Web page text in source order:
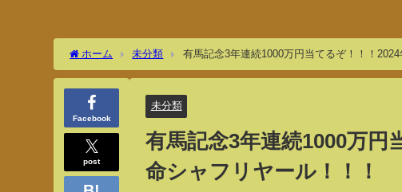
ホーム 未分類 有馬記念3年連続1000万円当てるぞ！！！
Facebook
post
未分類
有馬記念3年連続1000万円
命シャフリヤール！！！